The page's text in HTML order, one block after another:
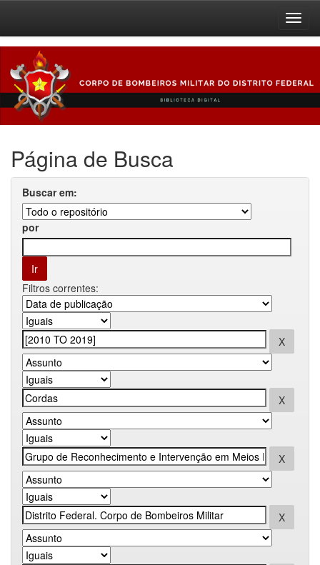
navigation
Página de Busca
Buscar em:
por
Filtros correntes: